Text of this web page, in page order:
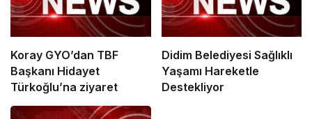
Koray GYO’dan TBF
Başkanı Hidayet
Türkoğlu’na ziyaret
Didim Belediyesi Sağlıklı
Yaşamı Hareketle
Destekliyor